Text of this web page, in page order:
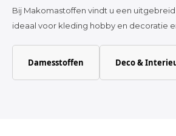
Kinderkamer
Katoen
Bij Makomastoffen vindt u een
ideaal voor kleding hobby en decoratie
Damesstoffen Deco &